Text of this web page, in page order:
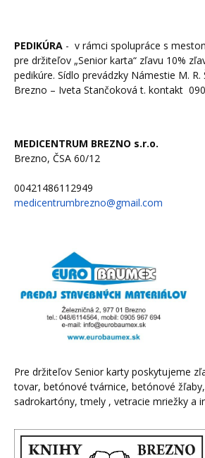
PEDIKÚRA - v rámci spolupráce s
pre držiteľov „Senior karta“ zľavu 10%
pedikúre. Sídlo prevádzky Námestie M.
Brezno – Iveta Stančoková t. kontakt
MEDICENTRUM BREZNO s.r.o.
Brezno, ČSA 60/12
00421486112949
medicentrumbrezno@gmail.com
Pre držiteľov Senior karty poskytujeme
tovar, betónové tvárnice, betónové
sadrokartóny,tmely , vetracie mriežky a